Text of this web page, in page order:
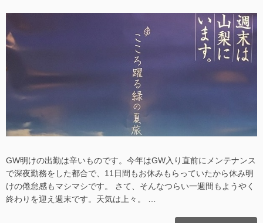
GW明けの出勤は辛いものです。今年はGW入り直前にメンテナンス
で深夜勤務をした都合で、11日間もお休みもらっていたから休み明
けの倦怠感もマシマシです。 さて、そんなつらい一週間もようやく
終わりを迎え週末です。天気は上々。 …